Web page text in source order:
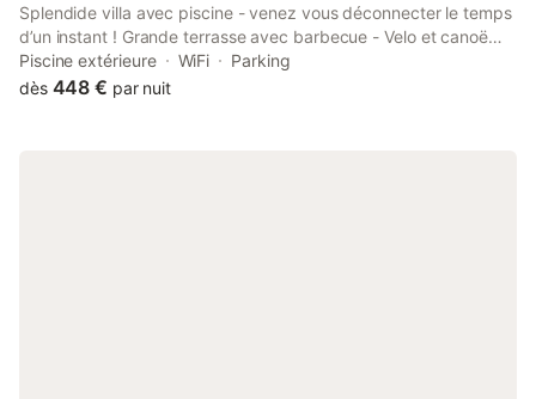
Splendide villa avec piscine - venez vous déconnecter le temps
d’un instant ! Grande terrasse avec barbecue - Velo et canoë
mis à disposition Cuisine équipée (four micro onde 4plaques ,
appareil à smoothie pour les déguster les pieds dans l’eau )
Piscine extérieure WiFi
Parking
dès 448 € par nuit